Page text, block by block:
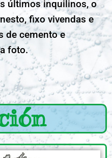
últimos inquilinos, o
fixo vivendas e
de cemento e
foto.